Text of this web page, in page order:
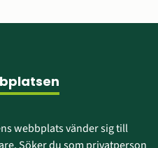
webbplats vänder sig till